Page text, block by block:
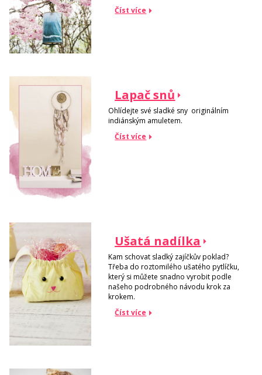
Číst více
Lapač snů
Ohlídejte své sladké sny originálním
indiánským amuletem.
Číst více
Ušatá nadílka
Kam schovat sladký zajíčkův poklad?
Třeba do roztomilého ušatého pytlíčku,
který si můžete snadno vyrobit podle
našeho podrobného návodu krok za
krokem.
Číst více